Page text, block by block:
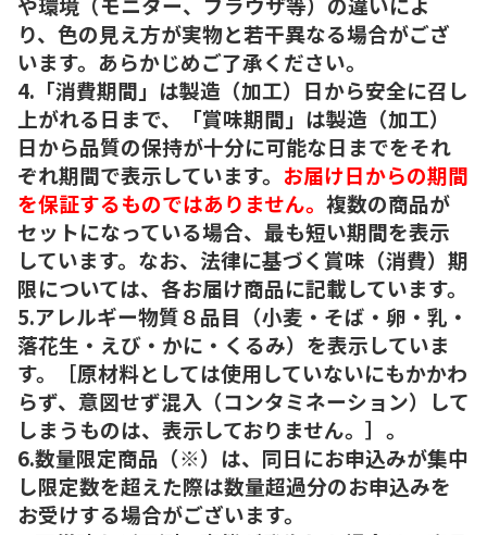
り、色の見え方が実物と若干異なる場合がござ
います。あらかじめご了承ください。
4.「消費期間」は製造（加工）日から安全に召し
上がれる日まで、「賞味期間」は製造（加工）
日から品質の保持が十分に可能な日までをそれ
ぞれ期間で表示しています。 お届け日からの期間
を保証するものではありません。 複数の商品が
セットになっている場合、最も短い期間を表示
しています。なお、法律に基づく賞味（消費）期
限については、各お届け商品に記載しています。
5.アレルギー物質８品目（小麦・そば・卵・乳・
落花生・えび・かに・くるみ）を表示していま
す。［原材料としては使用していないにもかかわ
らず、意図せず混入（コンタミネーション）して
しまうものは、表示しておりません。］。
6.数量限定商品（※）は、同日にお申込みが集中
し限定数を超えた際は数量超過分のお申込みを
お受けする場合がございます。